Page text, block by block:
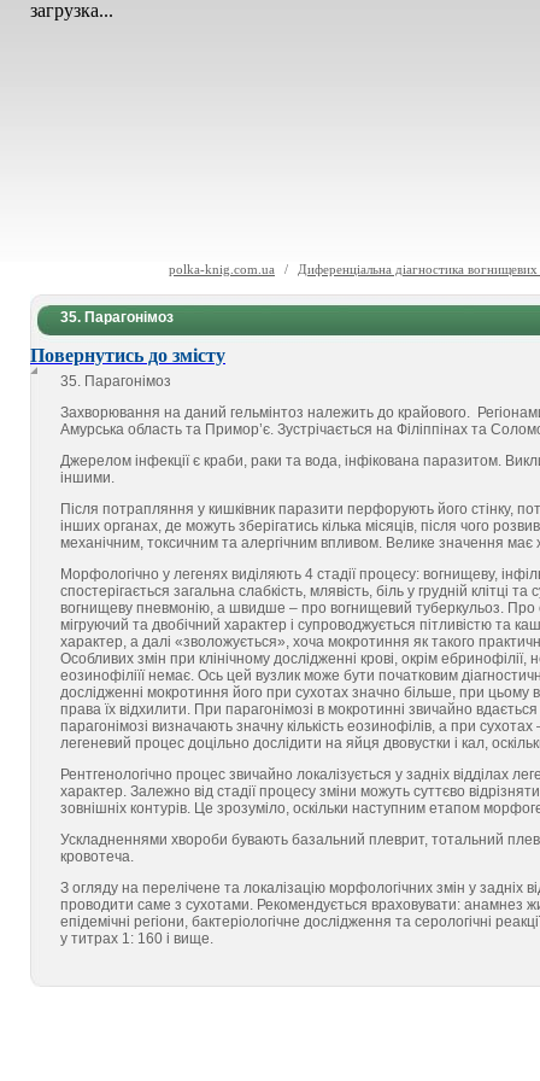
загрузка...
polka-knig.com.ua / Диференціальна діагностика
35. Парагонімоз
Повернутись до змісту
35. Парагонімоз
Захворювання на даний гельмінтоз належить до крайового.
Амурська область та Примор’є. Зустрічається на Філіппінах та
Джерелом інфекції є краби, раки та вода, інфікована паразитом.
іншими.
Після потрапляння у кишківник паразити перфорують його стінку,
інших органах, де можуть зберігатись кілька місяців, після чого
механічним, токсичним та алергічним впливом. Велике значення має
Морфологічно у легенях виділяють 4 стадії процесу: вогнищеву,
спостерігається загальна слабкість, млявість, біль у грудній
вогнищеву пневмонію, а швидше – про вогнищевий туберкульоз. Про
мігруючий та двобічний характер і супроводжується пітливістю та
характер, а далі «зволожується», хоча мокротиння як такого
Особливих змін при клінічному дослідженні крові, окрім
еозинофіліїї немає. Ось цей вузлик може бути початковим
дослідженні мокротиння його при сухотах значно більше, при цьому
права їх відхилити. При парагонімозі в мокротинні звичайно
парагонімозі визначають значну кількість еозинофілів, а при
легеневий процес доцільно дослідити на яйця двовустки і кал,
Рентгенологічно процес звичайно локалізується у задніх відділах
характер. Залежно від стадії процесу зміни можуть суттєво
зовнішніх контурів. Це зрозуміло, оскільки наступним етапом
Ускладненнями хвороби бувають базальний плеврит, тотальний
кровотеча.
З огляду на перелічене та локалізацію морфологічних змін у
проводити саме з сухотами. Рекомендується враховувати: анамнез
епідемічні регіони, бактеріологічне дослідження та серологічні
у титрах 1: 160 і вище.